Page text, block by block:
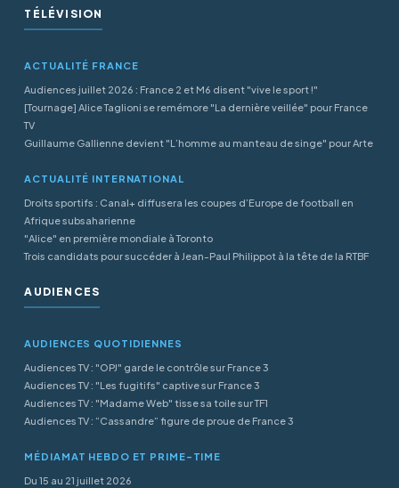
TÉLÉVISION
ACTUALITÉ FRANCE
Audiences juillet 2026 : France 2 et M6 disent "vive le sport !"
[Tournage] Alice Taglioni se remémore "La dernière veillée" pour France
TV
Guillaume Gallienne devient "L’homme au manteau de singe" pour Arte
ACTUALITÉ INTERNATIONAL
Droits sportifs : Canal+ diffusera les coupes d’Europe de football en
Afrique subsaharienne
"Alice" en première mondiale à Toronto
Trois candidats pour succéder à Jean-Paul Philippot à la tête de la RTBF
AUDIENCES
AUDIENCES QUOTIDIENNES
Audiences TV : "OPJ" garde le contrôle sur France 3
Audiences TV : "Les fugitifs" captive sur France 3
Audiences TV : "Madame Web" tisse sa toile sur TF1
Audiences TV : “Cassandre” figure de proue de France 3
MÉDIAMAT HEBDO ET PRIME-TIME
Du 15 au 21 juillet 2026